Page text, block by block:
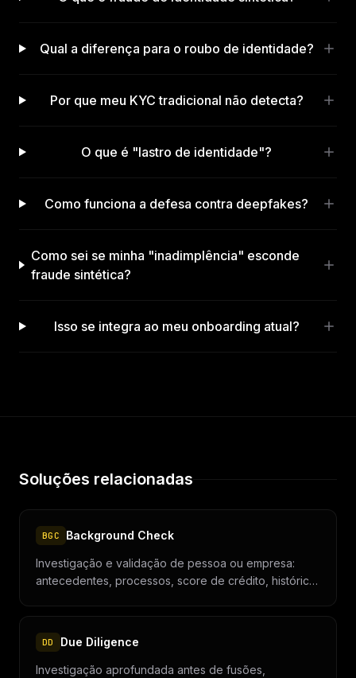
Qual a diferença para o roubo de identidade?
Por que meu KYC tradicional não detecta?
O que é "lastro de identidade"?
Como funciona a defesa contra deepfakes?
Como sei se minha "inadimplência" esconde
fraude sintética?
Isso se integra ao meu onboarding atual?
Soluções relacionadas
BGC Background Check
Investigação e validação de pessoa ou empresa:
antecedentes, processos, score de crédito, histórico
DD Due Diligence
Investigação aprofundada antes de fusões,